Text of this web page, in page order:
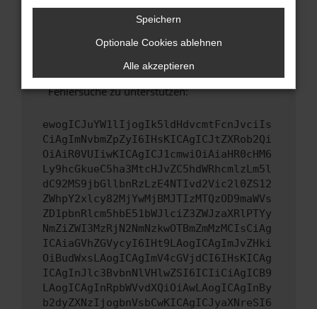
Wende dich an den Webseitenbetreiber.
Wenn du alle oben genannten Schritte versucht
hast, kontaktiere uns bitte. Wir werden
versuchen, das Problem zu beheben. Du kannst
uns diesen Text schicken, um uns bei der
Fehlersuche zu unterstützen:
ewogICJuYW1lIjogIk5ldHdvcmtFcnJvciIs
CiAgImNvbmZpZyI6IHsKICAgICJtZXRob2Qi
OiAiR0VUIiwKICAgICJ1cmwiOiAiaHR0cHM6
Ly9hcGkueC5ha3MtcHJvZC5hdWRhcmlzLm5l
dC92MS9jbGllbnRzLzE4NTIvd2Vic2l0ZS12
ZWhpY2xlcy82MjYwMjBMJTIzMTQzOD9maWVs
ZD1pbnRlcm5hbE51bWJlciZ3ZWJzaXRlPTYy
NmZiZWI3MzRjN2NmNzkwOTBmZmMzMCIsCiAg
ICAiaGVhZGVycyI6IHt9LAogICAgImJvZHki
OiBudWxsLAogICAgImV4cGVjdCI6IHsKICAg
ICAgInJlc3BvbnNlVHlwZSI6ICIiCiAgICB9
LAogICAgInRpbWVvdXQiOiAwLAogICAgInBy
b2dyZXNzIjogbnVsbCwKICAgICJyaXNreSI6
Speichern
Optionale Cookies ablehnen
Alle akzeptieren